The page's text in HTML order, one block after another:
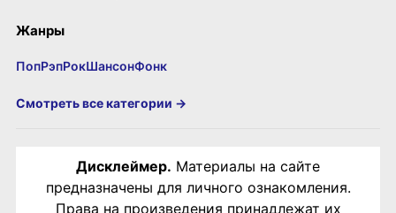
Жанры
ПопРэпРокШансонФонк
Смотреть все категории →
Дисклеймер. Материалы на сайте
предназначены для личного ознакомления.
Права на произведения принадлежат их